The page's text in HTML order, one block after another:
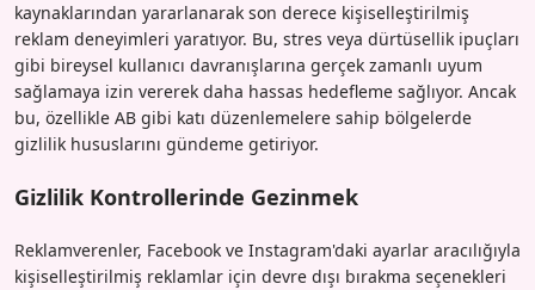
kaynaklarından yararlanarak son derece kişiselleştirilmiş
reklam deneyimleri yaratıyor. Bu, stres veya dürtüsellik ipuçları
gibi bireysel kullanıcı davranışlarına gerçek zamanlı uyum
sağlamaya izin vererek daha hassas hedefleme sağlıyor. Ancak
bu, özellikle AB gibi katı düzenlemelere sahip bölgelerde
gizlilik hususlarını gündeme getiriyor.
Gizlilik Kontrollerinde Gezinmek
Reklamverenler, Facebook ve Instagram'daki ayarlar aracılığıyla
kişiselleştirilmiş reklamlar için devre dışı bırakma seçenekleri